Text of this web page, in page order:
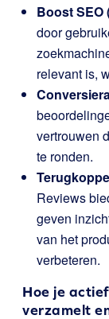
Boost SEO
door
relevant is,
vertrouwen
te ronden.
Reviews
geven
van het
verbeteren.
Hoe je
verzamelt